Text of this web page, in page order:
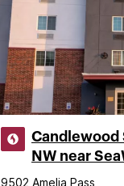
Candlewood
NW near
9502 Amelia Pass